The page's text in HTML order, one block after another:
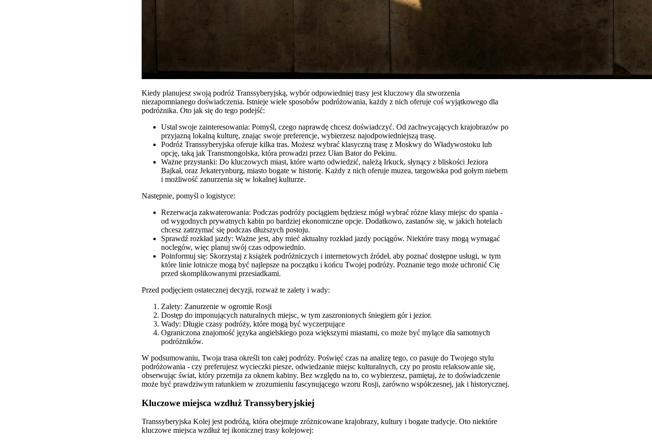
Kiedy planujesz swoją podróż Transsyberyjską, wybór odpowiedniej trasy jest kluczowy dla stworzenia
niezapomnianego doświadczenia. Istnieje wiele sposobów podróżowania, każdy z nich oferuje coś wyjątkowego dla
podróżnika. Oto jak się do tego podejść:
Ustal swoje zainteresowania: Pomyśl, czego naprawdę chcesz doświadczyć. Od zachwycających krajobrazów po
przyjazną lokalną kulturę, znając swoje preferencje, wybierzesz najodpowiedniejszą trasę.
Podróż Transsyberyjska oferuje kilka tras. Możesz wybrać klasyczną trasę z Moskwy do Władywostoku lub
opcję, taką jak Transmongolska, która prowadzi przez Ułan Bator do Pekinu.
Ważne przystanki: Do kluczowych miast, które warto odwiedzić, należą Irkuck, słynący z bliskości Jeziora
Bajkał, oraz Jekaterynburg, miasto bogate w historię. Każdy z nich oferuje muzea, targowiska pod gołym niebem
i możliwość zanurzenia się w lokalnej kulturze.
Następnie, pomyśl o logistyce:
Rezerwacja zakwaterowania: Podczas podróży pociągiem będziesz mógł wybrać różne klasy miejsc do spania -
od wygodnych prywatnych kabin po bardziej ekonomiczne opcje. Dodatkowo, zastanów się, w jakich hotelach
chcesz zatrzymać się podczas dłuższych postoju.
Sprawdź rozkład jazdy: Ważne jest, aby mieć aktualny rozkład jazdy pociągów. Niektóre trasy mogą wymagać
noclegów, więc planuj swój czas odpowiednio.
Poinformuj się: Skorzystaj z książek podróżniczych i internetowych źródeł, aby poznać dostępne usługi, w tym
które linie lotnicze mogą być najlepsze na początku i końcu Twojej podróży. Poznanie tego może uchronić Cię
przed skomplikowanymi przesiadkami.
Przed podjęciem ostatecznej decyzji, rozważ te zalety i wady:
Zalety: Zanurzenie w ogromie Rosji
Dostęp do imponujących naturalnych miejsc, w tym zaszronionych śniegiem gór i jezior.
Wady: Długie czasy podróży, które mogą być wyczerpujące
Ograniczona znajomość języka angielskiego poza większymi miastami, co może być mylące dla samotnych
podróżników.
W podsumowaniu, Twoja trasa określi ton całej podróży. Poświęć czas na analizę tego, co pasuje do Twojego stylu
podróżowania - czy preferujesz wycieczki piesze, odwiedzanie miejsc kulturalnych, czy po prostu relaksowanie się,
obserwując świat, który przemija za oknem kabiny. Bez względu na to, co wybierzesz, pamiętaj, że to doświadczenie
może być prawdziwym ratunkiem w zrozumieniu fascynującego wzoru Rosji, zarówno współczesnej, jak i historycznej.
Kluczowe miejsca wzdłuż Transsyberyjskiej
Transsyberyjska Kolej jest podróżą, która obejmuje zróżnicowane krajobrazy, kultury i bogate tradycje. Oto niektóre
kluczowe miejsca wzdłuż tej ikonicznej trasy kolejowej: